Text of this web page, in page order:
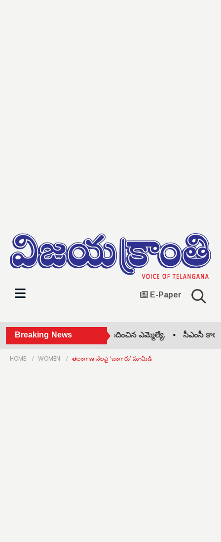
E-Paper
Breaking News
4 లక్షల ఎల్ఓసీ అందించిన ఎమ్మెల్యే. •సీఎంసీ
HOME WOMEN తెలంగాణ నేలపై ‘బంగారు’ మామిడి